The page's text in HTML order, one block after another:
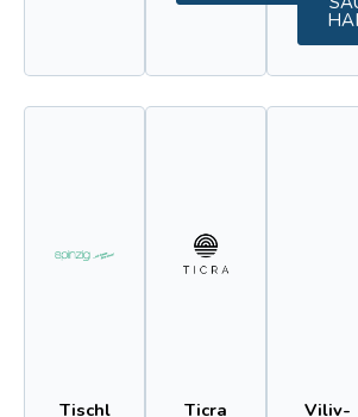
Tischl
Ticra
Viliv-